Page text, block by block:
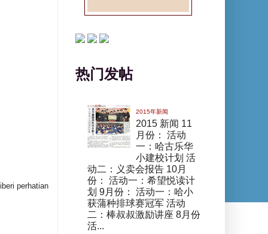
perhatian
热门发帖
2015年新闻
2015 新闻 11
月份： 活动
一：哈古乐华
小建校计划 活
动二：义卖会报告 10月
份： 活动一：希望悦读计
划 9月份： 活动一：哈小
获蒲种排球赛冠军 活动
二：棒叔叔激励讲座 8月份
活...